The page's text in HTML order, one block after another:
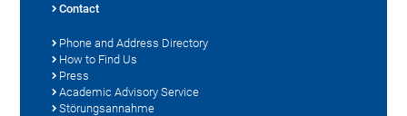
Contact
Phone and Address Directory
How to Find Us
Press
Academic Advisory Service
Störungsannahme